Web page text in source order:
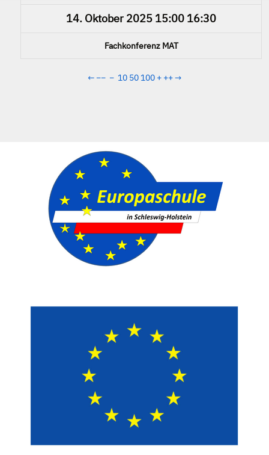
14. Oktober 2025 15:00 16:30
Fachkonferenz MAT
← −− − 10 50 100 + ++→